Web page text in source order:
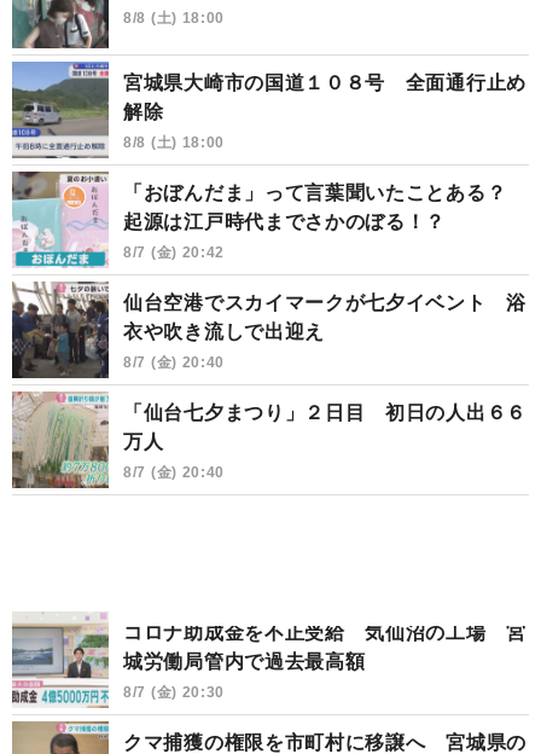
8/8 (土) 18:00
宮城県大崎市の国道１０８号 全面通行止め
解除
8/8 (土) 18:00
「おぼんだま」って言葉聞いたことある？
起源は江戸時代までさかのぼる！？
8/7 (金) 20:42
仙台空港でスカイマークが七夕イベント 浴
衣や吹き流しで出迎え
8/7 (金) 20:40
「仙台七夕まつり」２日目 初日の人出６６
万人
8/7 (金) 20:40
コロナ助成金を不正受給 気仙沼の工場 宮
城労働局管内で過去最高額
8/7 (金) 20:30
クマ捕獲の権限を市町村に移譲へ 宮城県の